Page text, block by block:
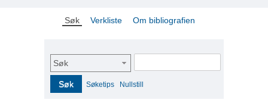
Søk Verkliste Om bibliografien
Søk
Søk Søketips Nullstill